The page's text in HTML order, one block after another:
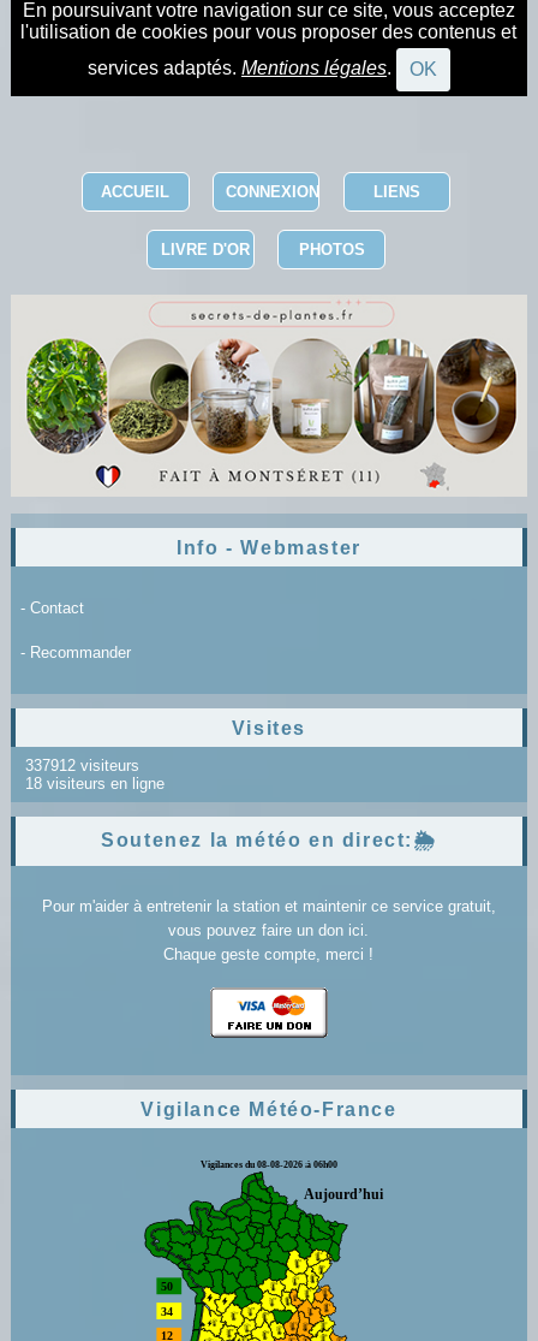
En poursuivant votre navigation sur ce site, vous acceptez
l'utilisation de cookies pour vous proposer des contenus et
services adaptés. Mentions légales. OK
ACCUEIL CONNEXION LIENS
LIVRE D'OR PHOTOS
Info - Webmaster
- Contact
- Recommander
Visites
337912 visiteurs
18 visiteurs en ligne
Soutenez la météo en direct:🌦️
Pour m'aider à entretenir la station et maintenir ce service gratuit,
vous pouvez faire un don ici.
Chaque geste compte, merci !
Vigilance Météo-France